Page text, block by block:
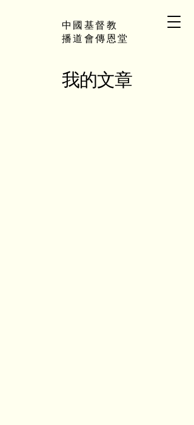
中國基督教
播道會傳恩堂
我的文章